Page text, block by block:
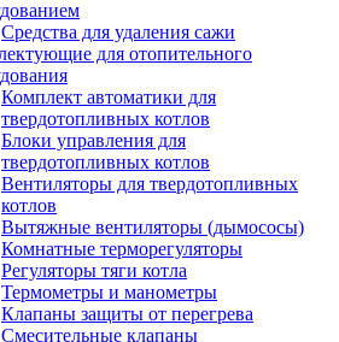
Средства для удаления сажи
для отопительного
Комплект автоматики для
твердотопливных котлов
Блоки управления для
твердотопливных котлов
Вентиляторы для твердотопливных
котлов
Вытяжные вентиляторы (дымососы)
Комнатные терморегуляторы
Регуляторы тяги котла
Термометры и манометры
Клапаны защиты от перегрева
Смесительные клапаны